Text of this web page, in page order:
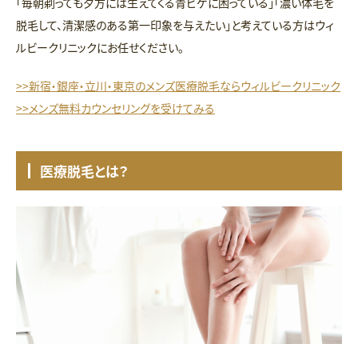
脱毛して、清潔感のある第一印象を与えたい」と考えている方はウィ
ルビークリニックにお任せください。
>>新宿・銀座・立川・東京のメンズ医療脱毛ならウィルビークリニック
>>メンズ無料カウンセリングを受けてみる
医療脱毛とは？